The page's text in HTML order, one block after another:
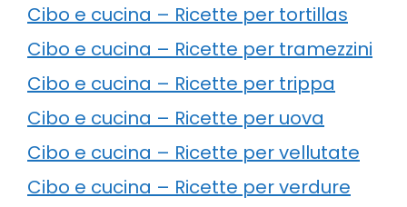
Cibo e cucina – Ricette per tortillas
Cibo e cucina – Ricette per tramezzini
Cibo e cucina – Ricette per trippa
Cibo e cucina – Ricette per uova
Cibo e cucina – Ricette per vellutate
Cibo e cucina – Ricette per verdure